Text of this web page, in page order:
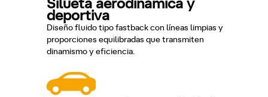
Silueta aerodinámica y
deportiva
Diseño fluido tipo fastback con líneas limpias y
proporciones equilibradas que transmiten
dinamismo y eficiencia.